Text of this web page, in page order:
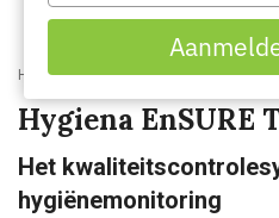
Home Kenniscentrum Hygiena
Hygiena EnSURE
Het
hygiënemonitoring
email